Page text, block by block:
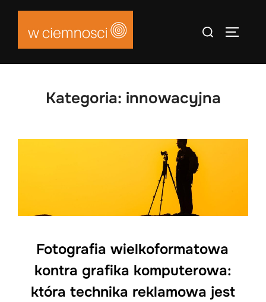
Skip
content
Search
Kategoria: innowacyjna
Fotografia wielkoformatowa
kontra grafika komputerowa:
która technika reklamowa jest